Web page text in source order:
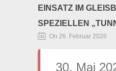
EINSATZ IM
SPEZIELLEN
On 26. Februar 2026
30. Mai